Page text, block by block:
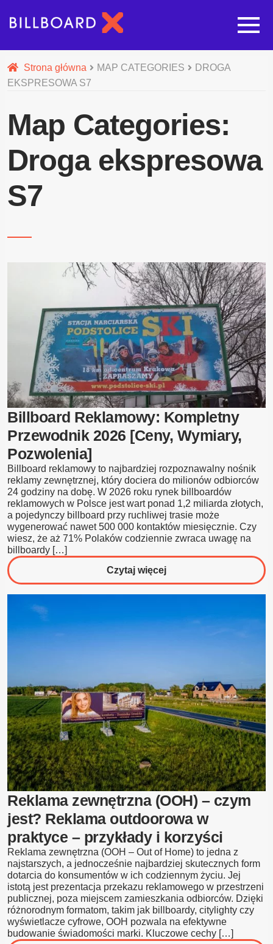
Nasze pozostałe usługi
Galeria
O nas
Kontakt
Strona główna MAP CATEGORIES
DROGA
EKSPRESOWA S7
Map Categories:
Droga ekspresowa
S7
Billboard Reklamowy: Kompletny
Przewodnik 2026 [Ceny, Wymiary,
Pozwolenia]
Billboard reklamowy to najbardziej rozpoznawalny nośnik
reklamy zewnętrznej, który dociera do milionów odbiorców
24 godziny na dobę. W 2026 roku rynek billboardów
reklamowych w Polsce jest wart ponad 1,2 miliarda złotych,
a pojedynczy billboard przy ruchliwej trasie może
wygenerować nawet 500 000 kontaktów miesięcznie. Czy
wiesz, że aż 71% Polaków codziennie zwraca uwagę na
billboardy […]
Czytaj więcejo
Billboard
Kompletny
Przewodnik
Wymiary,
Pozwolenia]
Reklama zewnętrzna (OOH) – czym
jest? Reklama outdoorowa w
praktyce – przykłady i korzyści
Reklama zewnętrzna (OOH – Out of Home) to jedna z
najstarszych, a jednocześnie najbardziej skutecznych form
dotarcia do konsumentów w ich codziennym życiu. Jej
istotą jest prezentacja przekazu reklamowego w przestrzeni
publicznej, poza miejscem zamieszkania odbiorców. Dzięki
różnorodnym formatom, takim jak billboardy, citylighty czy
wyświetlacze cyfrowe, OOH pozwala na efektywne
budowanie świadomości marki. Kluczowe cechy […]